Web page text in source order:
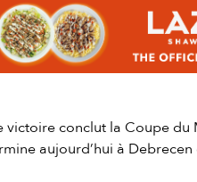
victoire conclut la Coupe du
aujourd’hui à